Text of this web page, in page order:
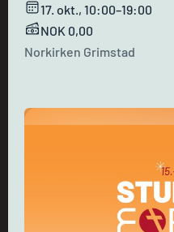
17. okt., 10:00–19:00
NOK 0,00
Norkirken Grimstad